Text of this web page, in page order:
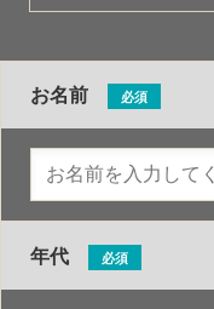
お名前 必須
年代 必須